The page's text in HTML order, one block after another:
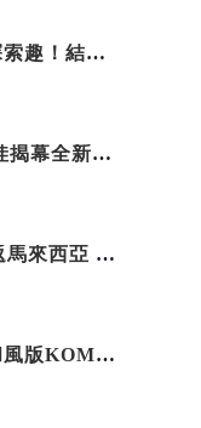
嘉義鹿草夏日探索趣！結合科學、農場與自然的親子小旅行
ANAｘ吉伊卡哇揭幕全新彩繪機「Chiikawa JET」
F1睽違九年重返馬來西亞 三大國際賽事打造10月運動旅遊熱潮 賽車、自行車、路跑同週登場
台灣吃不到！和風版KOMEDA咖啡讓你吃遍名古屋在地美食